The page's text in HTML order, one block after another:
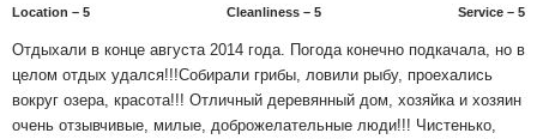
Location – 5 Сleanliness – 5 Service – 5
Отдыхали в конце августа 2014 года. Погода конечно подкачала, но в
целом отдых удался!!!Собирали грибы, ловили рыбу, проехались
вокруг озера, красота!!! Отличный деревянный дом, хозяйка и хозяин
очень отзывчивые, милые, доброжелательные люди!!! Чистенько,